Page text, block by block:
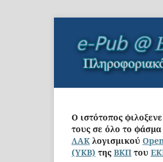
Ο ιστότοπος
τους σε όλο το φάσμα
ΛΑΚλογισμικού
(ΥΚΒ) της ΒΚΠ του